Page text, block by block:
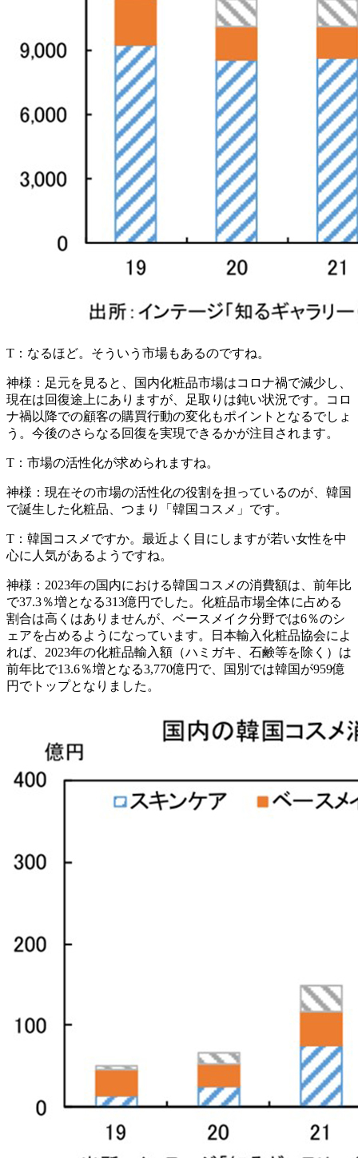
T： なるほど。そういう市場もあるのですね。
神様： 足元を見ると、国内化粧品市場はコロナ禍で減少し、
現在は回復途上にありますが、足取りは鈍い状況です。コロ
ナ禍以降での顧客の購買行動の変化もポイントとなるでしょ
う。今後のさらなる回復を実現できるかが注目されます。
T： 市場の活性化が求められますね。
神様： 現在その市場の活性化の役割を担っているのが、韓国
で誕生した化粧品、つまり「韓国コスメ」です。
T： 韓国コスメですか。最近よく目にしますが若い女性を中
心に人気があるようですね。
神様： 2023年の国内における韓国コスメの消費額は、前年比
で37.3％増となる313億円でした。化粧品市場全体に占める
割合は高くはありませんが、ベースメイク分野では6％のシ
ェアを占めるようになっています。日本輸入化粧品協会によ
れば、2023年の化粧品輸入額（ハミガキ、石鹸等を除く）は
前年比で13.6％増となる3,770億円で、国別では韓国が959億
円でトップとなりました。